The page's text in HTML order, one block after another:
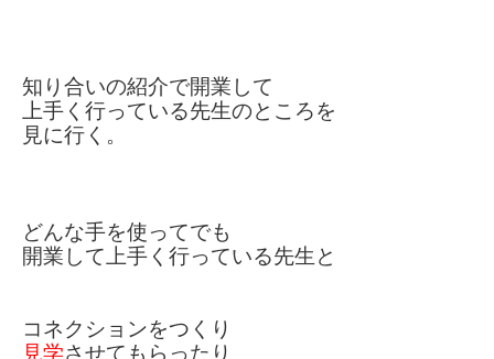
知り合いの紹介で開業して
上手く行っている先生のところを
見に行く。
どんな手を使ってでも
開業して上手く行っている先生と
コネクションをつくり
見学させてもらったり